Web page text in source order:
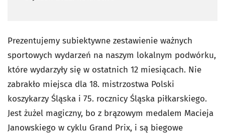
Prezentujemy subiektywne zestawienie ważnych
sportowych wydarzeń na naszym lokalnym podwórku,
które wydarzyły się w ostatnich 12 miesiącach. Nie
zabrakło miejsca dla 18. mistrzostwa Polski
koszykarzy Śląska i 75. rocznicy Śląska piłkarskiego.
Jest żużel magiczny, bo z brązowym medalem Macieja
Janowskiego w cyklu Grand Prix, i są biegowe